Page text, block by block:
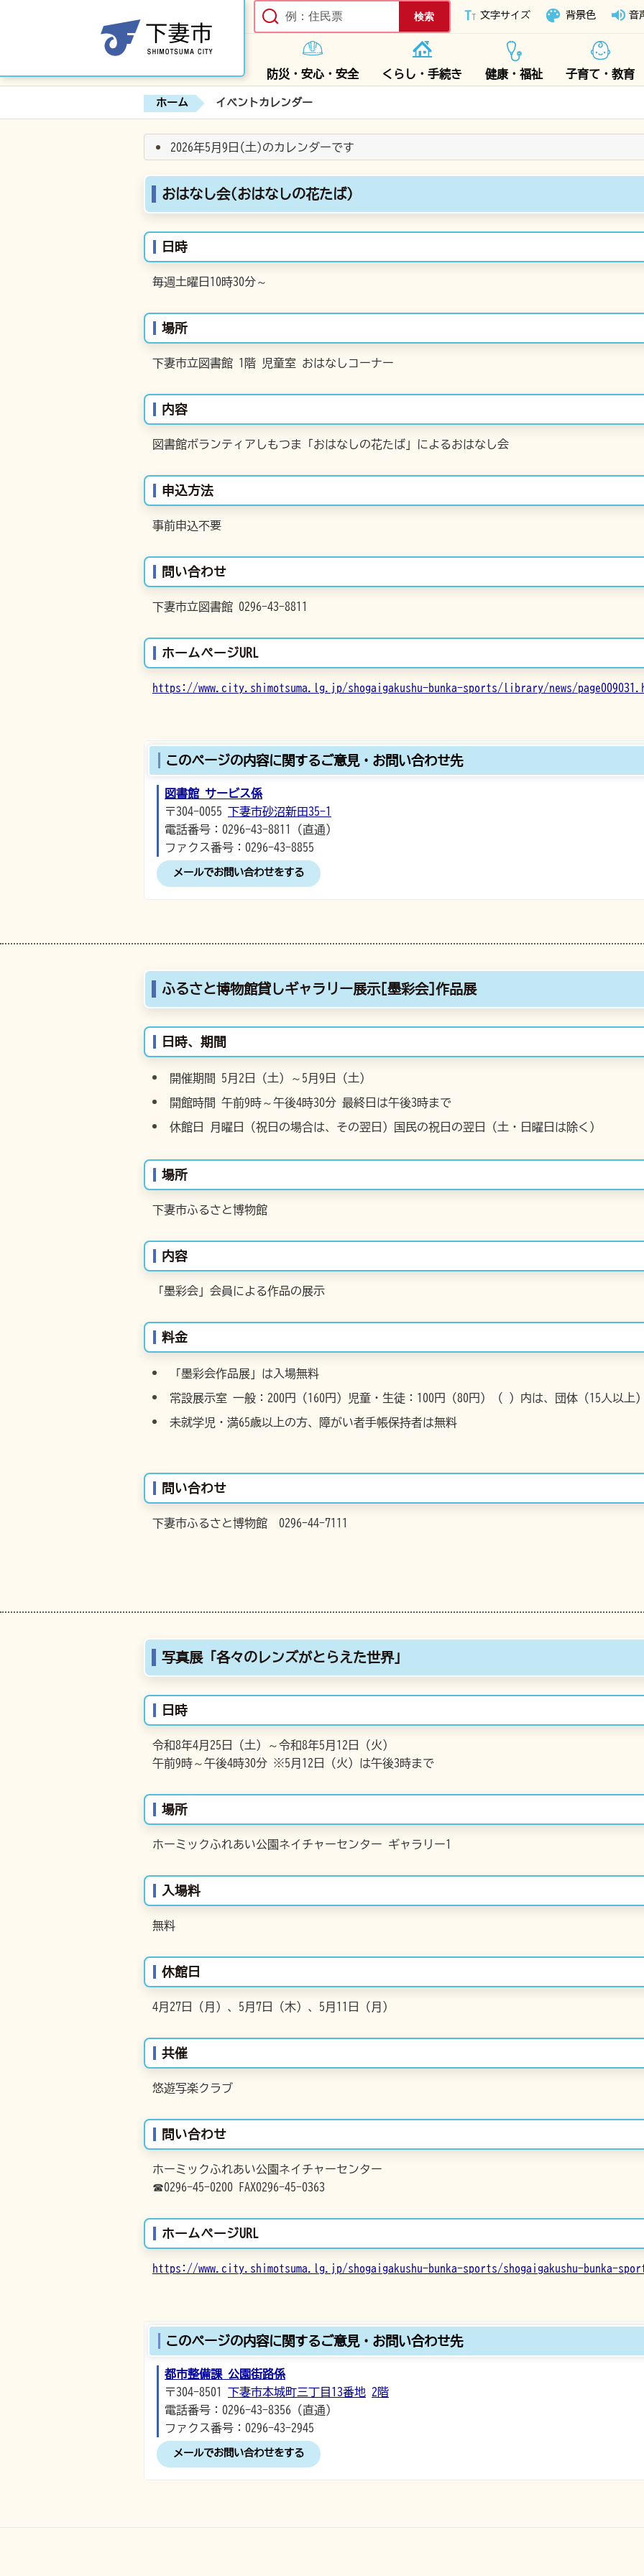
下妻市ホームページ
文字サイズ 背景色 音
防災・安心・安全 くらし・手続き 健康・福祉 子育て・教育
ホーム イベントカレンダー
2026年5月9日(土)のカレンダーです
おはなし会(おはなしの花たば)
日時
毎週土曜日10時30分～
場所
下妻市立図書館 1階 児童室 おはなしコーナー
内容
図書館ボランティアしもつま「おはなしの花たば」によるおはなし会
申込方法
事前申込不要
問い合わせ
下妻市立図書館 0296-43-8811
ホームページURL
https://www.city.shimotsuma.lg.jp/shogaigakushu-bunka-sports/library/news/
このページの内容に関するご意見・お問い合わせ先
図書館 サービス係
〒304-0055 下妻市砂沼新田35-1
電話番号：0296-43-8811（直通）
ファクス番号：0296-43-8855
メールでお問い合わせをする
ふるさと博物館貸しギャラリー展示[墨彩会]作品展
日時、期間
開催期間 5月2日（土）～5月9日（土）
開館時間 午前9時～午後4時30分 最終日は午後3時まで
休館日 月曜日（祝日の場合は、その翌日）国民の祝日の翌日（土・日曜日は除く）
場所
下妻市ふるさと博物館
内容
「墨彩会」会員による作品の展示
料金
「墨彩会作品展」は入場無料
常設展示室 一般：200円（160円）児童・生徒：100円（80円）（ ）内は、団体（15人以上
未就学児・満65歳以上の方、障がい者手帳保持者は無料
問い合わせ
下妻市ふるさと博物館 0296-44-7111
写真展「各々のレンズがとらえた世界」
日時
令和8年4月25日（土）～令和8年5月12日（火）
午前9時～午後4時30分 ※5月12日（火）は午後3時まで
場所
ホーミックふれあい公園ネイチャーセンター ギャラリー1
入場料
無料
休館日
4月27日（月）、5月7日（木）、5月11日（月）
共催
悠遊写楽クラブ
問い合わせ
ホーミックふれあい公園ネイチャーセンター
☎0296-45-0200 FAX0296-45-0363
ホームページURL
https://www.city.shimotsuma.lg.jp/shogaigakushu-bunka-sports/shogaigakushu-bunka-
このページの内容に関するご意見・お問い合わせ先
都市整備課 公園街路係
〒304-8501 下妻市本城町三丁目13番地 2階
電話番号：0296-43-8356（直通）
ファクス番号：0296-43-2945
メールでお問い合わせをする